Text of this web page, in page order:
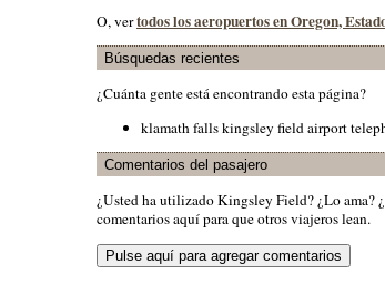
O, vertodos los aeropuertos en Oregon,
Búsquedas recientes
¿Cuánta gente está encontrando esta página?
klamath falls kingsley field airport
Comentarios del pasajero
¿Usted ha utilizado Kingsley Field? ¿Lo ama?
comentarios aquí para que otros viajeros lean.